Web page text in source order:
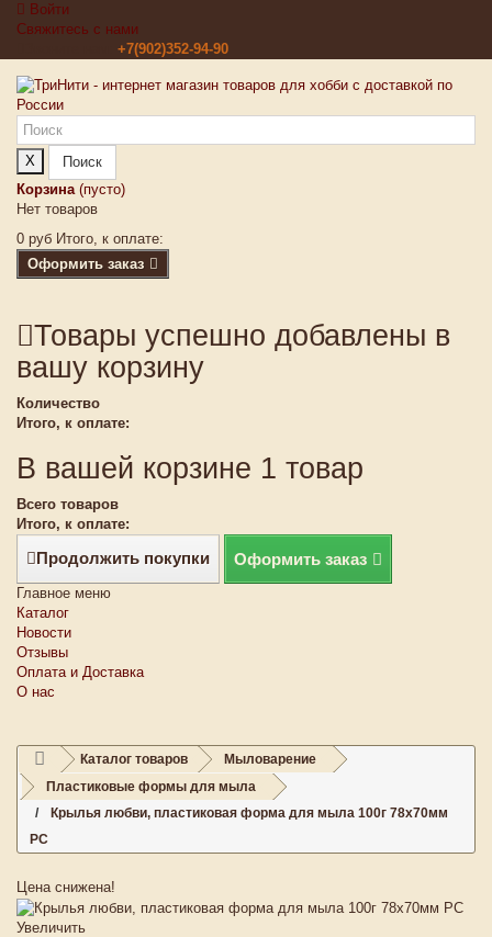
Войти
Свяжитесь с нами
+7(902)352-94-90
X
Поиск
Корзина (пусто)
Нет товаров
0 руб Итого, к оплате:
Оформить заказ
Товары успешно добавлены в
вашу корзину
Количество
Итого, к оплате:
В вашей корзине 1 товар
Всего товаров
Итого, к оплате:
Продолжить покупки Оформить заказ
Главное меню
Каталог
Новости
Отзывы
Оплата и Доставка
О нас
Каталог товаров
Мыловарение
Пластиковые формы для мыла
Крылья любви, пластиковая форма для мыла 100г 78х70мм
PC
Цена снижена!
Увеличить